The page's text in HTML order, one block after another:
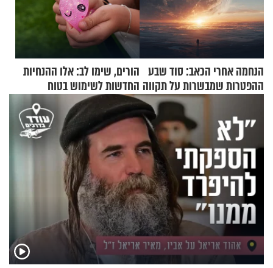
הנחמה אחרי הכאב: סוד שבע
ההפטרות שמבשרות על תקווה
הורים, שימו לב: אלו ההנחיות
החדשות לשימוש בטוח
בסקווישי לאחר מקרי אשפוז